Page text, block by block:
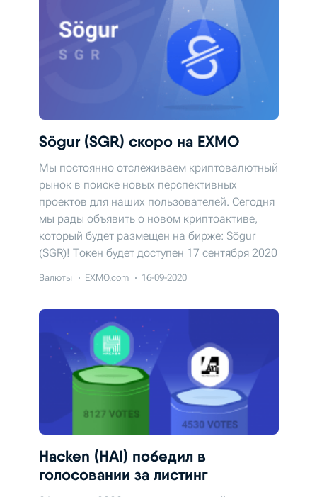
Sögur (SGR) скоро на EXMO
Мы постоянно отслеживаем криптовалютный
рынок в поиске новых перспективных
проектов для наших пользователей. Сегодня
мы рады объявить о новом криптоактиве,
который будет размещен на бирже: Sögur
(SGR)! Токен будет доступен 17 сентября 2020
Валюты EXMO.com 16-09-2020
Hacken (HAI) победил в
голосовании за листинг